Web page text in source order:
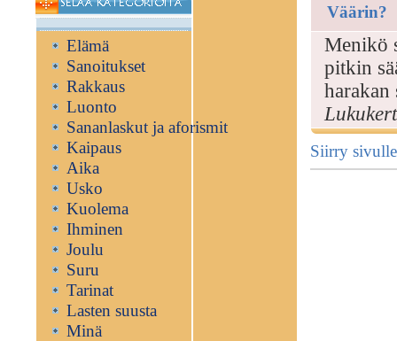
Elämä
Sanoitukset
Rakkaus
Luonto
Sananlaskut ja aforismit
Kaipaus
Aika
Usko
Kuolema
Ihminen
Joulu
Suru
Tarinat
Lasten suusta
Minä
Väärin?
Menikö
pitkin
harakan
Siirry